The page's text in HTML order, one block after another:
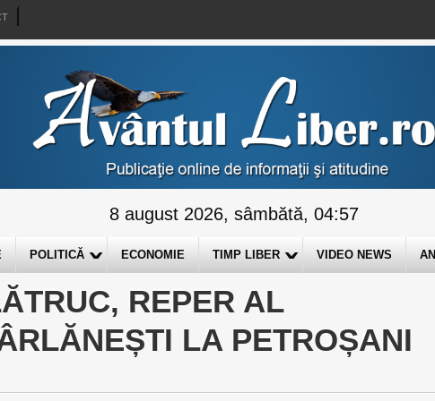
8 august 2026, sâmbătă, 04:57
POLITICĂ ECONOMIE TIMP LIBER VIDEO NEWS
REPER AL
LA PETROȘANI